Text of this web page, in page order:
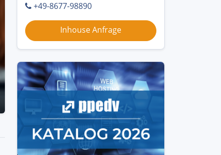
+49-8677-98890
Inhouse Anfrage